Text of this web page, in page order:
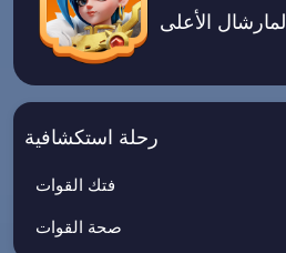
المارشال الأعلى
رحلة استكشافية
فتك القوات
صحة القوات